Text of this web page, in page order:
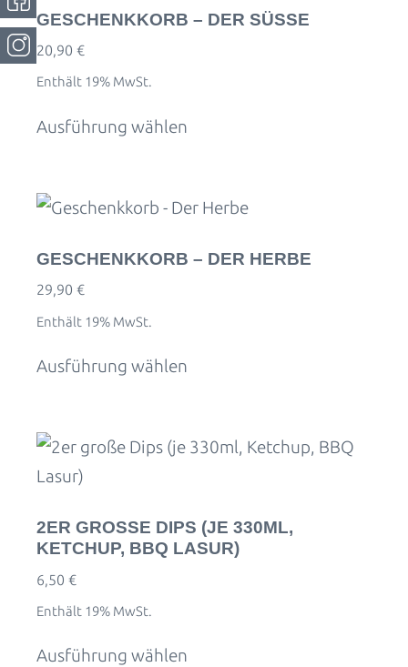
GESCHENKKORB – DER SÜSSE
20,90 €
Enthält 19% MwSt.
Ausführung wählen
GESCHENKKORB – DER HERBE
29,90 €
Enthält 19% MwSt.
Ausführung wählen
2ER GROSSE DIPS (JE 330ML, K
ETCHUP, BBQ LASUR)
6,50 €
Enthält 19% MwSt.
Ausführung wählen